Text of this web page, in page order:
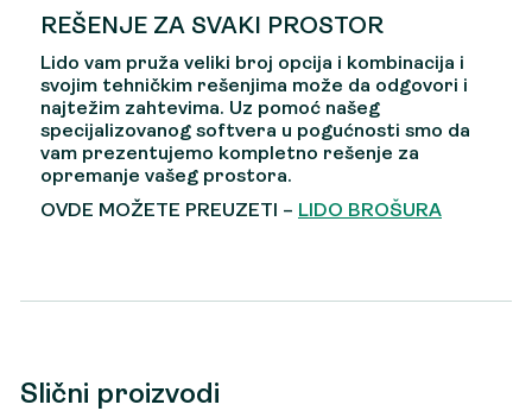
REŠENJE ZA SVAKI PROSTOR
Lido vam pruža veliki broj opcija i kombinacija i
svojim tehničkim rešenjima može da odgovori i
najtežim zahtevima. Uz pomoć našeg
specijalizovanog softvera u pogućnosti smo da
vam prezentujemo kompletno rešenje za
opremanje vašeg prostora.
OVDE MOŽETE PREUZETI – LIDO BROŠURA
Slični proizvodi